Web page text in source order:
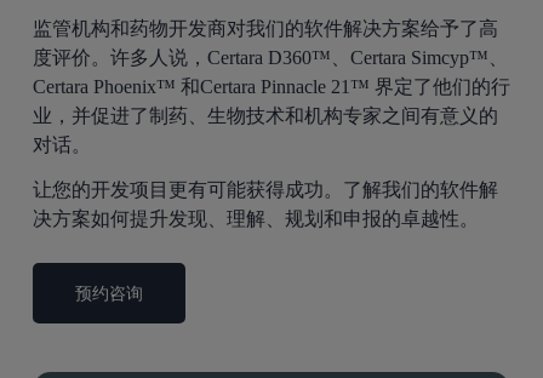
监管机构和药物开发商对我们的软件解决方案给予了高
度评价。许多人说，Certara D360™、Certara Simcyp™、
Certara Phoenix™ 和Certara Pinnacle 21™ 界定了他们的行
业，并促进了制药、生物技术和机构专家之间有意义的
对话。
让您的开发项目更有可能获得成功。了解我们的软件解
决方案如何提升发现、理解、规划和申报的卓越性。
预约咨询